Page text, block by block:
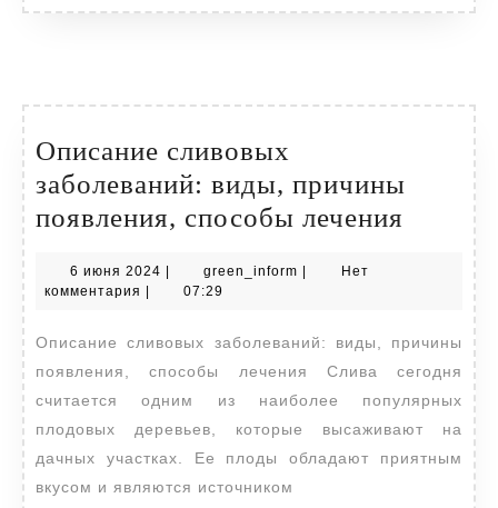
Описание сливовых
заболеваний: виды, причины
появления, способы лечения
виды,
6 июня 2024 6
июня
| green_inform green_inform
|
Нет
комментария | 07:29
Описание сливовых заболеваний: виды, причины
появления, способы лечения Слива сегодня
считается одним из наиболее популярных
плодовых деревьев, которые высаживают на
дачных участках. Ее плоды обладают приятным
вкусом и являются источником